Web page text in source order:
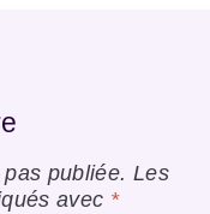
publiée. Les
avec *